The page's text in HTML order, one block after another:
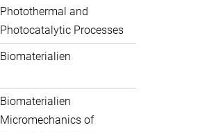
Photothermal and
Photocatalytic Processes
Biomaterialien
Biomaterialien
Micromechanics of